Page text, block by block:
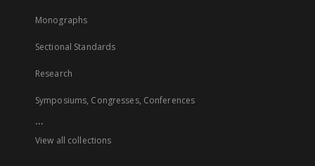
Monographs
Sectional Standards
Research
Symposiums, Congresses, Conferences
...
View all collections